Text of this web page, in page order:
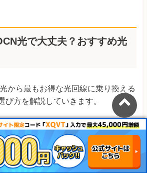
光で大丈夫？おすすめ光
から最もお得な光回線に乗り換える
び方を解説していきます。
て最安値となる光回線を選ぶには、
が重要になります。
は